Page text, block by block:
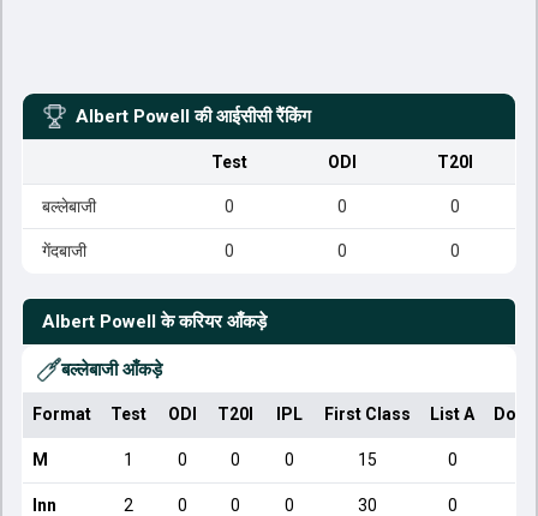
Albert Powell की आईसीसी रैंकिंग
Test ODI T20I
बल्लेबाजी 0 0 0
गेंदबाजी 0 0 0
Albert Powell के करियर आँकड़े
बल्लेबाजी आँकड़े
Format Test ODI T20I IPL First Class List A
M 1 0 0 0 15 0
Inn 2 0 0 0 30 0